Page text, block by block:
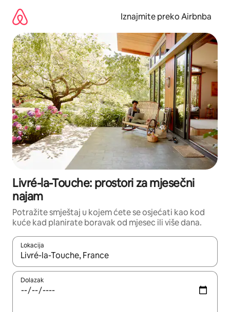
sadržaj
Iznajmite preko Airbnba
Livré-la-Touche: prostori za mjesečni
najam
Potražite smještaj u kojem ćete se osjećati kao kod
kuće kad planirate boravak od mjesec ili više dana.
Lokacija
Kada budu dostupni rezultati, moći ćete ih pregledati
Dolazak